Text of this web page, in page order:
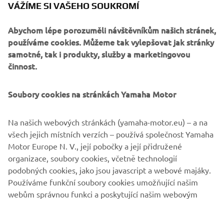
Více informací
Yamaha Motor jako první v Japonsku používá
ekologický hliník pro motocykly
Více informací
VÁŽÍME SI VAŠEHO SOUKROMÍ
Abychom lépe porozuměli návštěvníkům našich stránek,
používáme cookies. Můžeme tak vylepšovat jak stránky
samotné, tak i produkty, služby a marketingovou
činnost.
Soubory cookies na stránkách Yamaha Motor
Na našich webových stránkách (yamaha-motor.eu) – a na
všech jejich místních verzích – používá společnost Yamaha
Motor Europe N. V., její pobočky a její přidružené
organizace, soubory cookies, včetně technologií
podobných cookies, jako jsou javascript a webové majáky.
Používáme funkční soubory cookies umožňující našim
webům správnou funkci a poskytující našim webovým